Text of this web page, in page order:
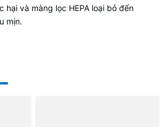
hại và màng lọc HEPA loại bỏ đến
mịn.